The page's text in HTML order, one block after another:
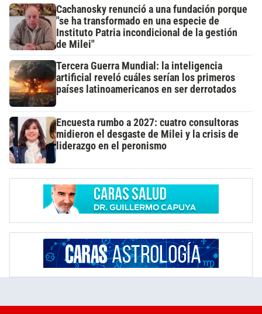
Cachanosky renunció a una fundación porque
"se ha transformado en una especie de
Instituto Patria incondicional de la gestión
de Milei"
Tercera Guerra Mundial: la inteligencia
artificial reveló cuáles serían los primeros
países latinoamericanos en ser derrotados
Encuesta rumbo a 2027: cuatro consultoras
midieron el desgaste de Milei y la crisis de
liderazgo en el peronismo